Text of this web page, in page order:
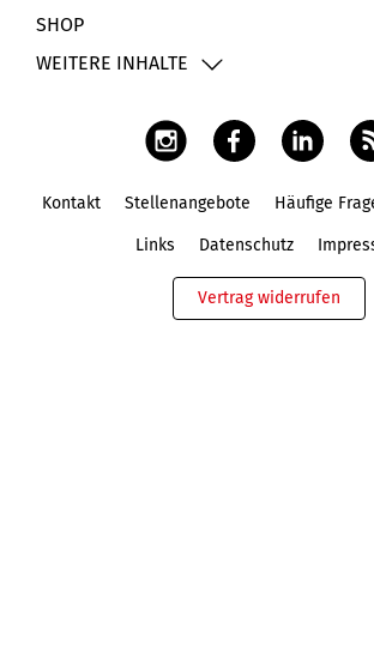
SHOP
WEITERE INHALTE
Kontakt Stellenangebote Häufige
Links Datenschutz
Vertrag widerrufen